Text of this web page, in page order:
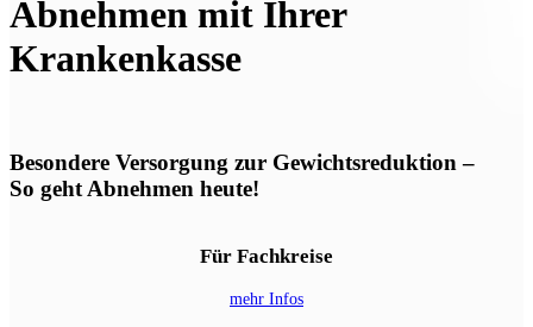
Abnehmen mit Ihrer
Krankenkasse
Besondere Versorgung zur Gewichtsreduktion ‒
So geht Abnehmen heute!
Für Fachkreise
mehr Infos